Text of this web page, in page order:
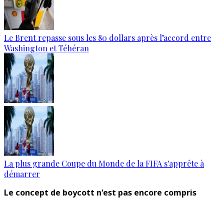
Le Brent repasse sous les 80 dollars après l’accord entre
Washington et Téhéran
La plus grande Coupe du Monde de la FIFA s'apprête à
démarrer
Le concept de boycott n'est pas encore compris